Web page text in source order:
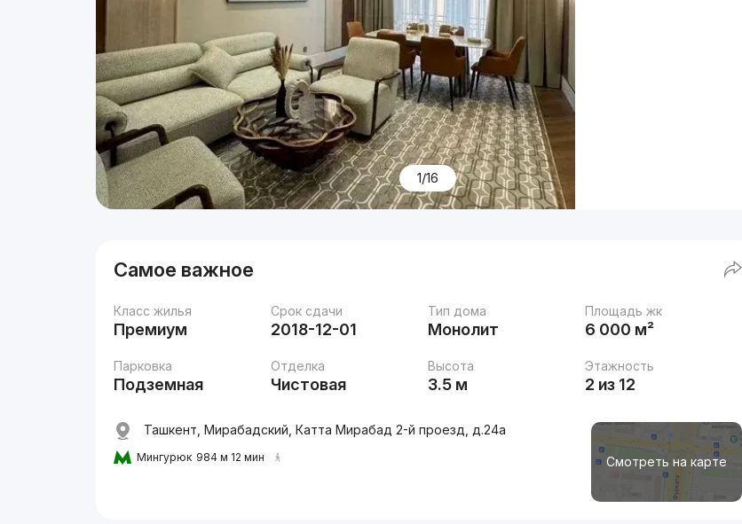
1/16
Самое важное
Класс жилья
Премиум
Срок сдачи
2018-12-01
Тип дома
Монолит
Площадь жк
6 000 м²
Парковка
Подземная
Отделка
Чистовая
Высота
3.5 м
Этажность
2 из 12
Смотреть на карте
Ташкент, Мирабадский, Катта Мирабад 2-й проезд, д.24a
Мингурюк 984 м 12 мин